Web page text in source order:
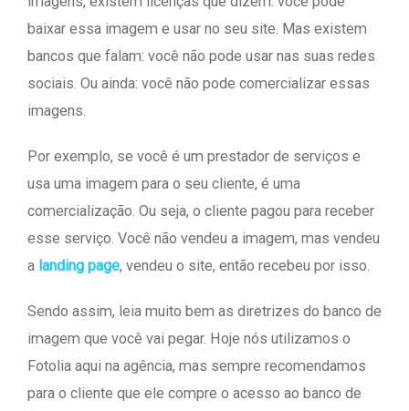
baixar essa imagem e usar no seu site. Mas existem
bancos que falam: você não pode usar nas suas redes
sociais. Ou ainda: você não pode comercializar essas
imagens.
Por exemplo, se você é um prestador de serviços e
usa uma imagem para o seu cliente, é uma
comercialização. Ou seja, o cliente pagou para receber
esse serviço. Você não vendeu a imagem, mas vendeu
a landing page, vendeu o site, então recebeu por isso.
Sendo assim, leia muito bem as diretrizes do banco de
imagem que você vai pegar. Hoje nós utilizamos o
Fotolia aqui na agência, mas sempre recomendamos
para o cliente que ele compre o acesso ao banco de